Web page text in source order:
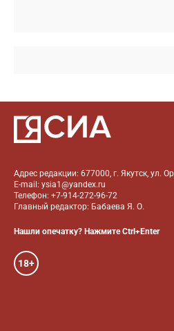
Адрес редакции: 677000, г. Якутск, ул.
E-mail: ysia1@yandex.ru
Телефон: +7-914-272-96-72
Главный редактор: Бабаева Я. О.
Нашли опечатку? Нажмите Ctrl+Enter
18+